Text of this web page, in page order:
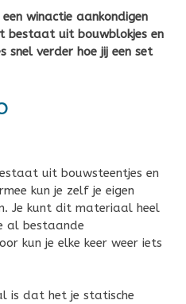
winactie aankondigen
bestaat uit bouwblokjes en
snel verder hoe jij een set
uit bouwsteentjes en
kun je zelf je eigen
Je kunt dit materiaal heel
al bestaande
kun je elke keer weer iets
is dat het je statische